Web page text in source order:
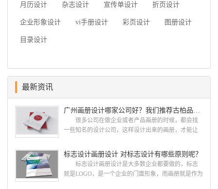
月历设计 杂志设计 宣传单设计 折页设计
企业形象设计 vi手册设计 彩页设计 图册设计
目录设计
最新资讯
很多公司在做企业或者产品画册的时候，都会找
一些知名的设计公司，这样设计出来的画册，才能让
就给大家说说广州画册设计找哪家公司。 广州画
册设计哪家公司好？本地人都会选择古柏品牌设
计 广州古柏品牌设计有限公司成立于2004年，是
由一群专业、独特的IT精英组成的团队。一直以来，
标志设计画册设计 对标志设计有哪些原则呢？
标志设计画册设计是大多数企业都要做的，标志
就是LOGO，是一个企业的门面形象，而画册就是作为